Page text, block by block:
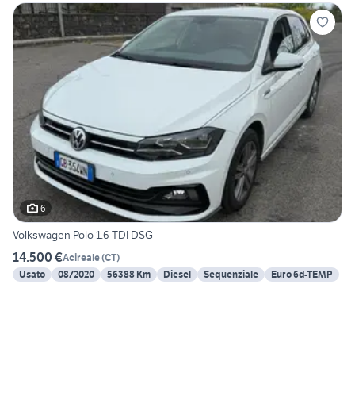
6
Volkswagen Polo 1.6 TDI DSG
14.500 €Acireale(CT)
Usato
08/2020 56388 Km Diesel Sequenziale Euro 6d-TEMP